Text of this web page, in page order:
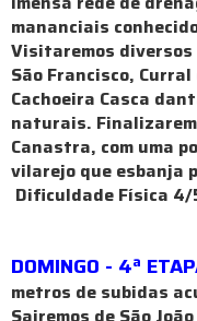
mananciais
Visitaremos
São Francisco,
Cachoeira Casca
naturais.
Canastra, com uma
vilarejo que esbanja
Dificuldade Física
DOMINGO - 4ª
metros de subidas